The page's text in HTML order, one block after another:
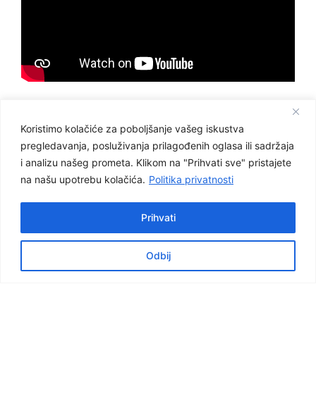
Koristimo kolačiće za poboljšanje vašeg iskustva
pregledavanja, posluživanja prilagođenih oglasa ili sadržaja
i analizu našeg prometa. Klikom na "Prihvati sve" pristajete
na našu upotrebu kolačića. Politika privatnosti
Odbij
Prihvati
Facebook
Graditeljska škola Čakovec
Važnije poveznice
NCVVO